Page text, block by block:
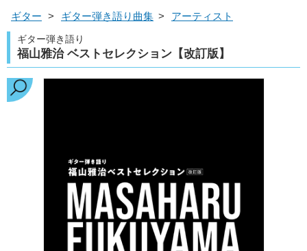
ギター > ギター弾き語り曲集 > アーティスト
ギター弾き語り
福山雅治 ベストセレクション【改訂版】